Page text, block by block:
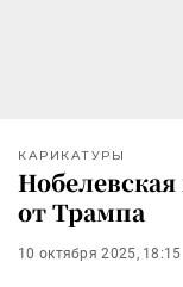
КАРИКАТУРЫ
от Трампа
10 октября 2025, 18:15